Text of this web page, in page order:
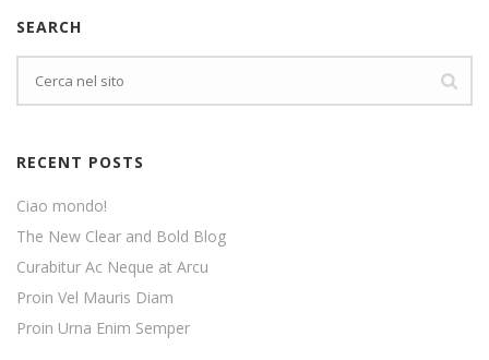
SEARCH
RECENT POSTS
Ciao mondo!
The New Clear and Bold Blog
Curabitur Ac Neque at Arcu
Proin Vel Mauris Diam
Proin Urna Enim Semper